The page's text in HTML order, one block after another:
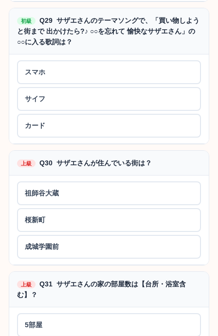
初級
Q29 サザエさんのテーマソングで、「買い物しよう
と街まで 出かけたら?♪ ○○を忘れて 愉快なサザエさん」の
○○に入る歌詞は？
スマホ
サイフ
カード
上級 Q30 サザエさんが住んでいる街は？
祖師谷大蔵
桜新町
成城学園前
上級
Q31 サザエさんの家の部屋数は【台所・浴室含
む】？
5部屋